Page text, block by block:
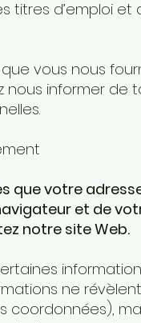
d’emploi et
vous nous
nous informer de
que votre
et de
notre site Web.
ne